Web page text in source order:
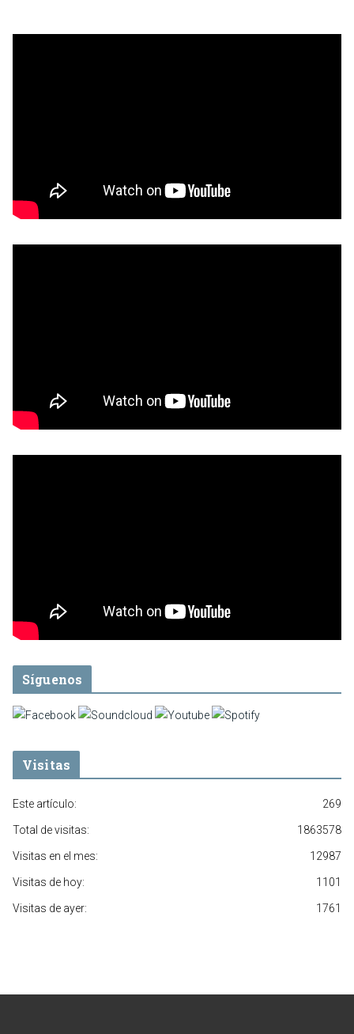
Síguenos
Visitas
269
Este artículo:
1863578
Total de visitas:
12987
Visitas en el mes:
1101
Visitas de hoy:
1761
Visitas de ayer: